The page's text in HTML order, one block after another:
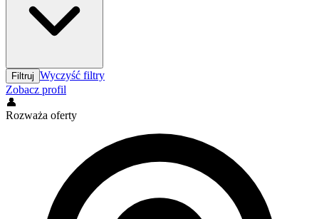
Filtruj Wyczyść filtry
Zobacz profil
👤
Rozważa oferty